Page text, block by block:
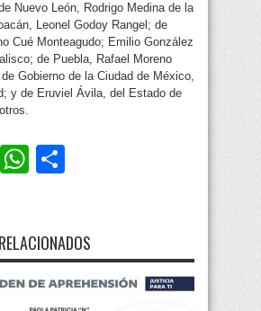
Nuevo León, Rodrigo Medina de la
Leonel Godoy Rangel; de
Cué Monteagudo; Emilio González
de Puebla, Rafael Moreno
Gobierno de la Ciudad de México,
y de Eruviel Ávila, del Estado de
TwitterWhatsApp